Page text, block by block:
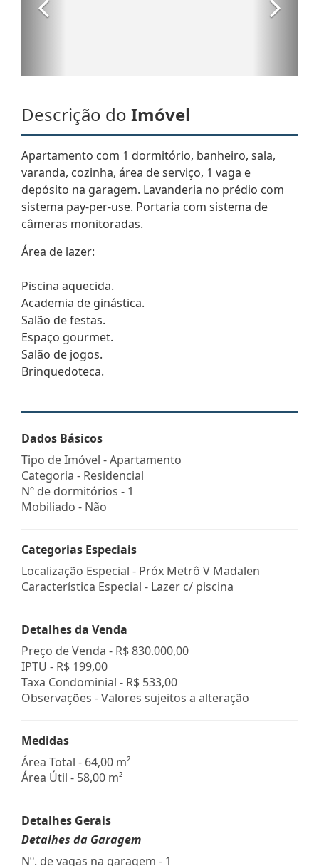
Descrição do Imóvel
Apartamento com 1 dormitório, banheiro, sala,
varanda, cozinha, área de serviço, 1 vaga e
depósito na garagem. Lavanderia no prédio com
sistema pay-per-use. Portaria com sistema de
câmeras monitoradas.
Área de lazer:
Piscina aquecida.
Academia de ginástica.
Salão de festas.
Espaço gourmet.
Salão de jogos.
Brinquedoteca.
Dados Básicos
Tipo de Imóvel - Apartamento
Categoria - Residencial
Nº de dormitórios - 1
Mobiliado - Não
Categorias Especiais
Localização Especial - Próx Metrô V Madalen
Característica Especial - Lazer c/ piscina
Detalhes da Venda
Preço de Venda - R$ 830.000,00
IPTU - R$ 199,00
Taxa Condominial - R$ 533,00
Observações - Valores sujeitos a alteração
Medidas
Área Total - 64,00 m²
Área Útil - 58,00 m²
Detalhes Gerais
Detalhes da Garagem
Nº. de vagas na garagem - 1